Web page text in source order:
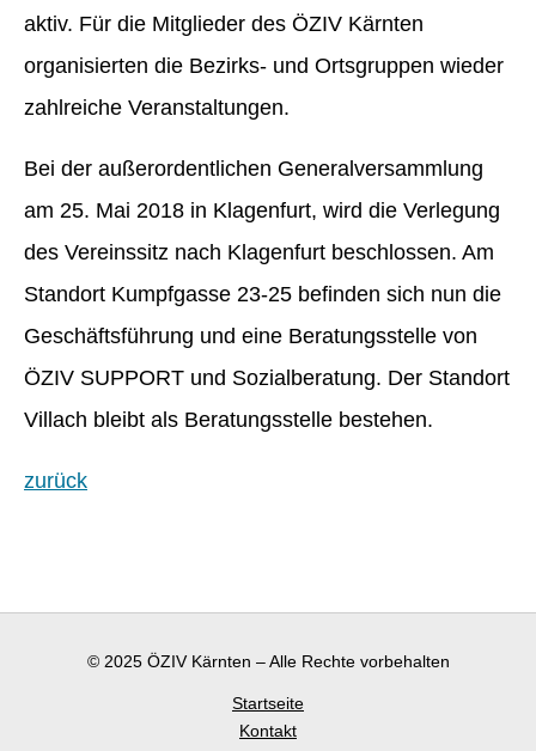
aktiv. Für die Mitglieder des ÖZIV Kärnten
organisierten die Bezirks- und Ortsgruppen wieder
zahlreiche Veranstaltungen.
Bei der außerordentlichen Generalversammlung
am 25. Mai 2018 in Klagenfurt, wird die Verlegung
des Vereinssitz nach Klagenfurt beschlossen. Am
Standort Kumpfgasse 23-25 befinden sich nun die
Geschäftsführung und eine Beratungsstelle von
ÖZIV SUPPORT und Sozialberatung. Der Standort
Villach bleibt als Beratungsstelle bestehen.
zurück
© 2025 ÖZIV Kärnten – Alle Rechte vorbehalten
Startseite
Kontakt